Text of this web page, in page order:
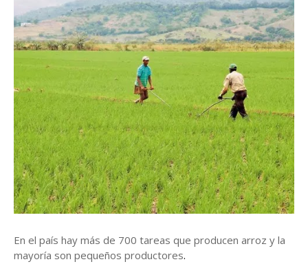
En el país hay más de 700 tareas que producen arroz y la
mayoría son pequeños productores.